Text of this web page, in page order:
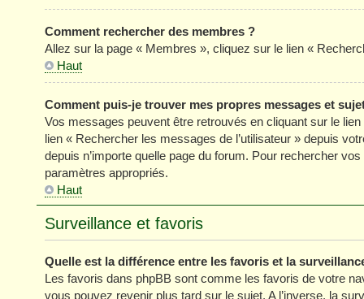
Comment rechercher des membres ?
Allez sur la page « Membres », cliquez sur le lien «
Haut
Comment puis-je trouver mes propres messages et
Vos messages peuvent être retrouvés en cliquant sur le
lien « Rechercher les messages de l’utilisateur » depuis
depuis n’importe quelle page du forum. Pour rechercher
paramètres appropriés.
Haut
Surveillance et favoris
Quelle est la différence entre les favoris et la
Les favoris dans phpBB sont comme les favoris de votre
vous pouvez revenir plus tard sur le sujet. A l’inverse, la